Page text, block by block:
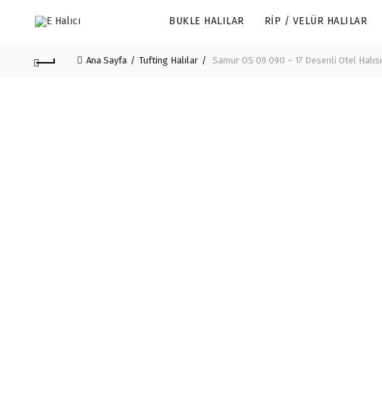
BUKLE HALILAR RIP / VELÜR HALILAR
Ana Sayfa Tufting Halılar Samur OS 09 090 – 17 Desenli Otel Halısı